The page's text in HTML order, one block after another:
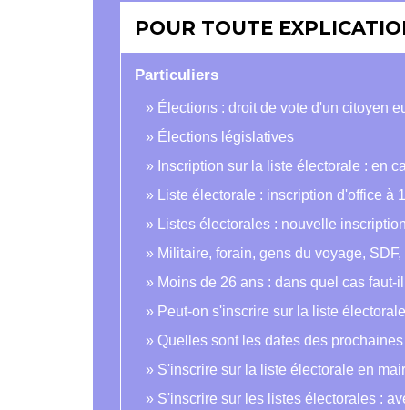
POUR TOUTE
Particuliers
Élections : droit de vote d'un citoyen
Élections législatives
Inscription sur la liste électorale : en
Liste électorale : inscription d'office à
Listes électorales : nouvelle inscription
Militaire, forain, gens du voyage,
Moins de 26 ans : dans quel cas faut-
Peut-on s'inscrire sur la liste
Quelles sont les dates des
S'inscrire sur la liste électorale en
S'inscrire sur les listes électorales :